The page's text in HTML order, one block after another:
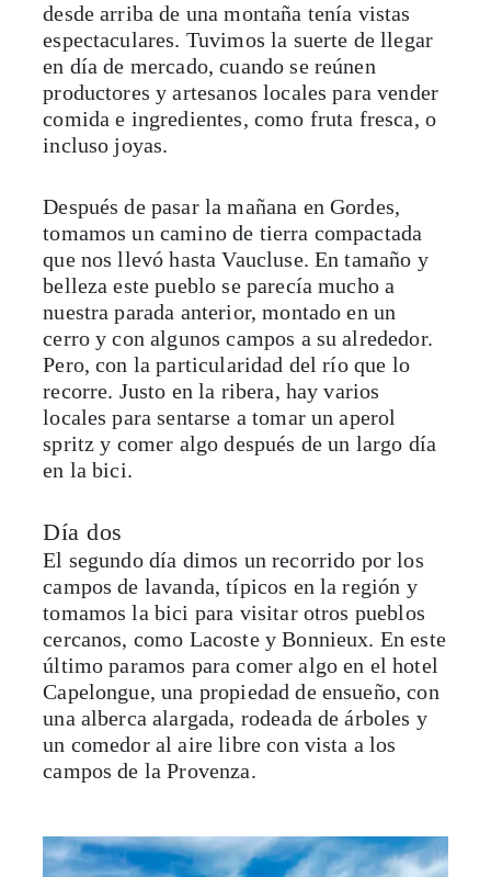
desde arriba de una montaña tenía vistas
espectaculares. Tuvimos la suerte de llegar
en día de mercado, cuando se reúnen
productores y artesanos locales para vender
comida e ingredientes, como fruta fresca, o
incluso joyas.
Después de pasar la mañana en Gordes,
tomamos un camino de tierra compactada
que nos llevó hasta Vaucluse. En tamaño y
belleza este pueblo se parecía mucho a
nuestra parada anterior, montado en un
cerro y con algunos campos a su alrededor.
Pero, con la particularidad del río que lo
recorre. Justo en la ribera, hay varios
locales para sentarse a tomar un aperol
spritz y comer algo después de un largo día
en la bici.
Día dos
El segundo día dimos un recorrido por los
campos de lavanda, típicos en la región y
tomamos la bici para visitar otros pueblos
cercanos, como Lacoste y Bonnieux. En este
último paramos para comer algo en el hotel
Capelongue, una propiedad de ensueño, con
una alberca alargada, rodeada de árboles y
un comedor al aire libre con vista a los
campos de la Provenza.